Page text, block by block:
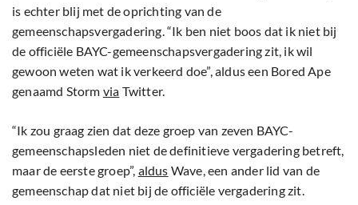
is echter blij met de oprichting van de
gemeenschapsvergadering. “Ik ben niet boos dat ik niet bij
de officiële BAYC-gemeenschapsvergadering zit, ik wil
gewoon weten wat ik verkeerd doe”, aldus een Bored Ape
genaamd Storm via Twitter.
“Ik zou graag zien dat deze groep van zeven BAYC-
gemeenschapsleden niet de definitieve vergadering betreft,
maar de eerste groep”, aldus Wave, een ander lid van de
gemeenschap dat niet bij de officiële vergadering zit.